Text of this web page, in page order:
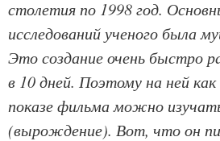
столетия по 1998 год.
исследований ученого была
Это создание очень быстро
в 10 дней. Поэтому на ней как
показе фильма можно
(вырождение). Вот, что он